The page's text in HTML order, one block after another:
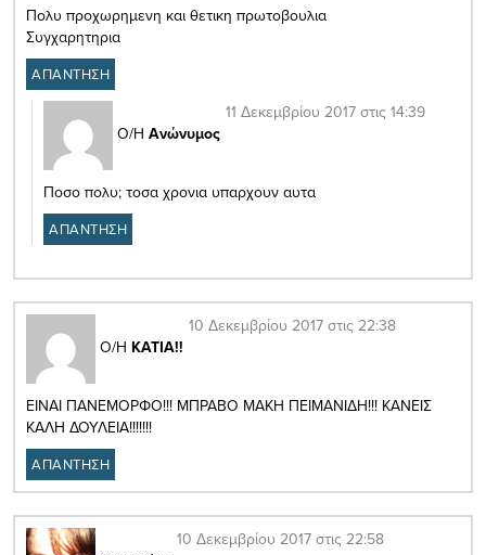
Πολυ προχωρημενη και θετικη πρωτοβουλια
Συγχαρητηρια
ΑΠΑΝΤΗΣΗ
Ο/Η Ανώνυμος
11 Δεκεμβρίου 2017 στις 14:39
Ποσο πολυ; τοσα χρονια υπαρχουν αυτα
ΑΠΑΝΤΗΣΗ
Ο/Η ΚΑΤΙΑ!!
10 Δεκεμβρίου 2017 στις 22:38
ΕΙΝΑΙ ΠΑΝΕΜΟΡΦΟ!!! ΜΠΡΑΒΟ ΜΑΚΗ ΠΕΙΜΑΝΙΔΗ!!! ΚΑΝΕΙΣ
ΚΑΛΗ ΔΟΥΛΕΙΑ!!!!!!!
ΑΠΑΝΤΗΣΗ
10 Δεκεμβρίου 2017 στις 22:58